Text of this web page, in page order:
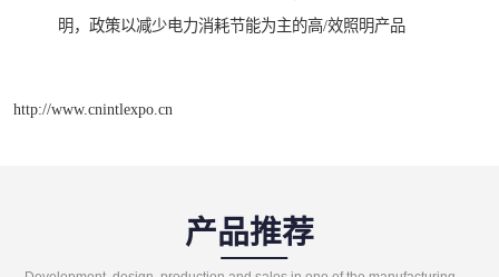
明，政策以减少电力消耗节能为主的高/效照明产品
http://www.cnintlexpo.cn
产品推荐